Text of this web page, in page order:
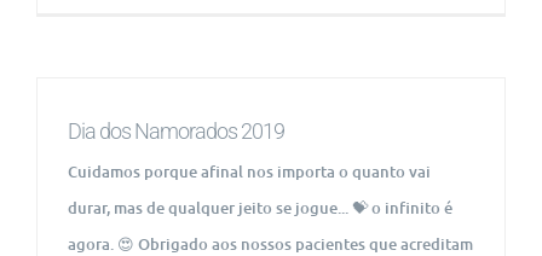
Dia dos Namorados 2019
Cuidamos porque afinal nos importa o quanto vai
durar, mas de qualquer jeito se jogue... 💝 o infinito é
agora. 😍 Obrigado aos nossos pacientes que acreditam